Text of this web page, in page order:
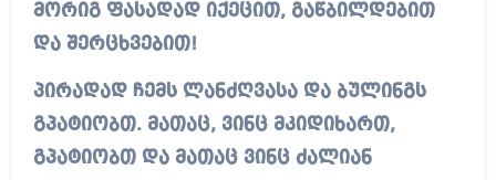
მორიგ ფასადად იქეცით, გაწბილდებით
და შერცხვებით!
პირადად ჩემს ლანძღვასა და ბულინგს
გპატიობთ. მათაც, ვინც მკიდიხართ,
გპატიობთ და მათაც ვინც ძალიან